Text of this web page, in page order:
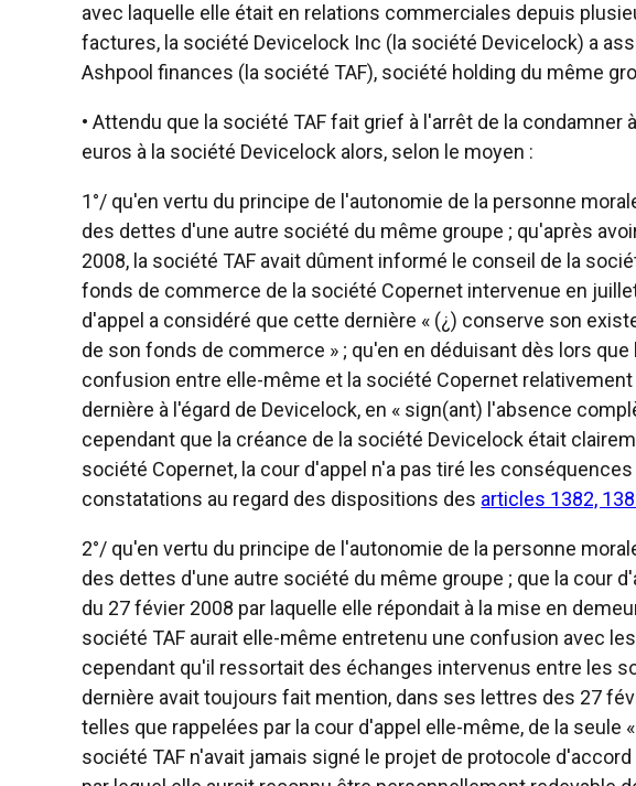
avec laquelle elle était en relations commerciales depuis
factures, la société Devicelock Inc (la société Devicelock) a
Ashpool finances (la société TAF), société holding du même
• Attendu que la société TAF fait grief à l'arrêt de la condamner
euros à la société Devicelock alors, selon le moyen :
1°/ qu'en vertu du principe de l'autonomie de la personne
des dettes d'une autre société du même groupe ; qu'après
2008, la société TAF avait dûment informé le conseil de la
fonds de commerce de la société Copernet intervenue en
d'appel a considéré que cette dernière « (¿) conserve son
de son fonds de commerce » ; qu'en en déduisant dès lors
confusion entre elle-même et la société Copernet
dernière à l'égard de Devicelock, en « sign(ant) l'absence
cependant que la créance de la société Devicelock était
société Copernet, la cour d'appel n'a pas tiré les
constatations au regard des dispositions des articles 1382,
2°/ qu'en vertu du principe de l'autonomie de la personne
des dettes d'une autre société du même groupe ; que la cour
du 27 févier 2008 par laquelle elle répondait à la mise en
société TAF aurait elle-même entretenu une confusion avec
cependant qu'il ressortait des échanges intervenus entre les
dernière avait toujours fait mention, dans ses lettres des 27
telles que rappelées par la cour d'appel elle-même, de la seule
société TAF n'avait jamais signé le projet de protocole